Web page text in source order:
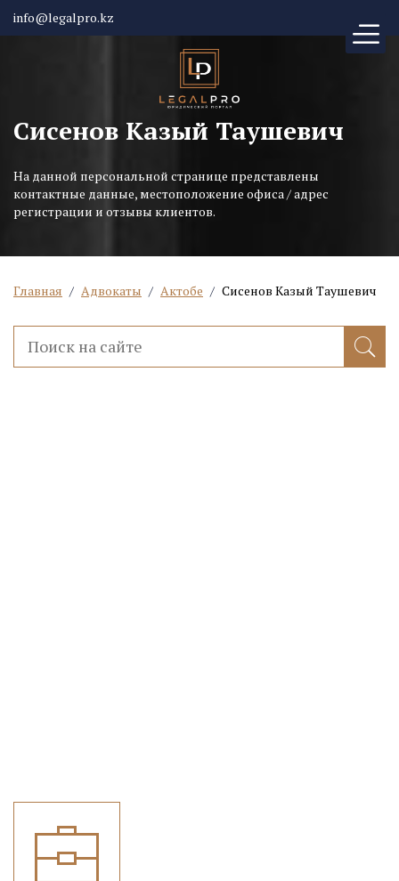
info@legalpro.kz
Сисенов Казый Таушевич
На данной персональной странице представлены
контактные данные, местоположение офиса / адрес
регистрации и отзывы клиентов.
Главная / Адвокаты / Актобе / Сисенов Казый Таушевич